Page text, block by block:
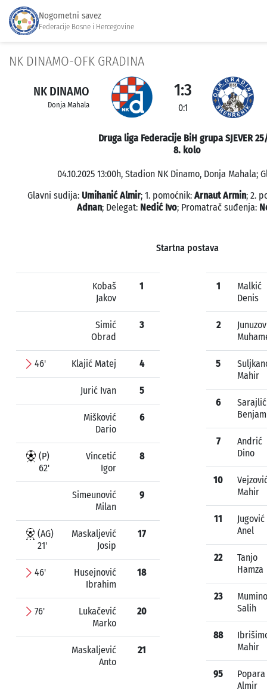
Nogometni savez
Federacije Bosne i Hercegovine
NK DINAMO-OFK GRADINA
NK DINAMO
Donja Mahala
1:3
0:1
Druga liga Federacije BiH grupa SJEVER
8. kolo
04.10.2025 13:00h, Stadion NK Dinamo, Donja Mahala;
Glavni sudija: Umihanić Almir; 1. pomoćnik: Arnaut Armin; 2.
Adnan; Delegat: Nedić Ivo; Promatrač suđenja:
Startna postava
Kobaš
Jakov
1
Simić
Obrad
3
46' Klajić Matej 4
Jurić Ivan 5
Mišković
Dario
6
(P)
62'
Vincetić
Igor
8
Simeunović
Milan
9
(AG)
21'
Maskaljević
Josip
17
46'
Husejnović
Ibrahim
18
76'
Lukačević
Marko
20
Maskaljević
Anto
21
1
Malkić
Denis
2
5
Mahir
6
Sarajlić
7
Andrić
Dino
10
Mahir
11
Jugović
Anel
22
Tanjo
Hamza
23
Salih
88
Mahir
95
Popara
Almir